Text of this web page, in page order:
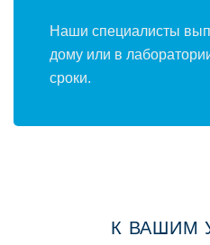
Наши специалисты
дoму или в
срoки.
К ВАШИМ